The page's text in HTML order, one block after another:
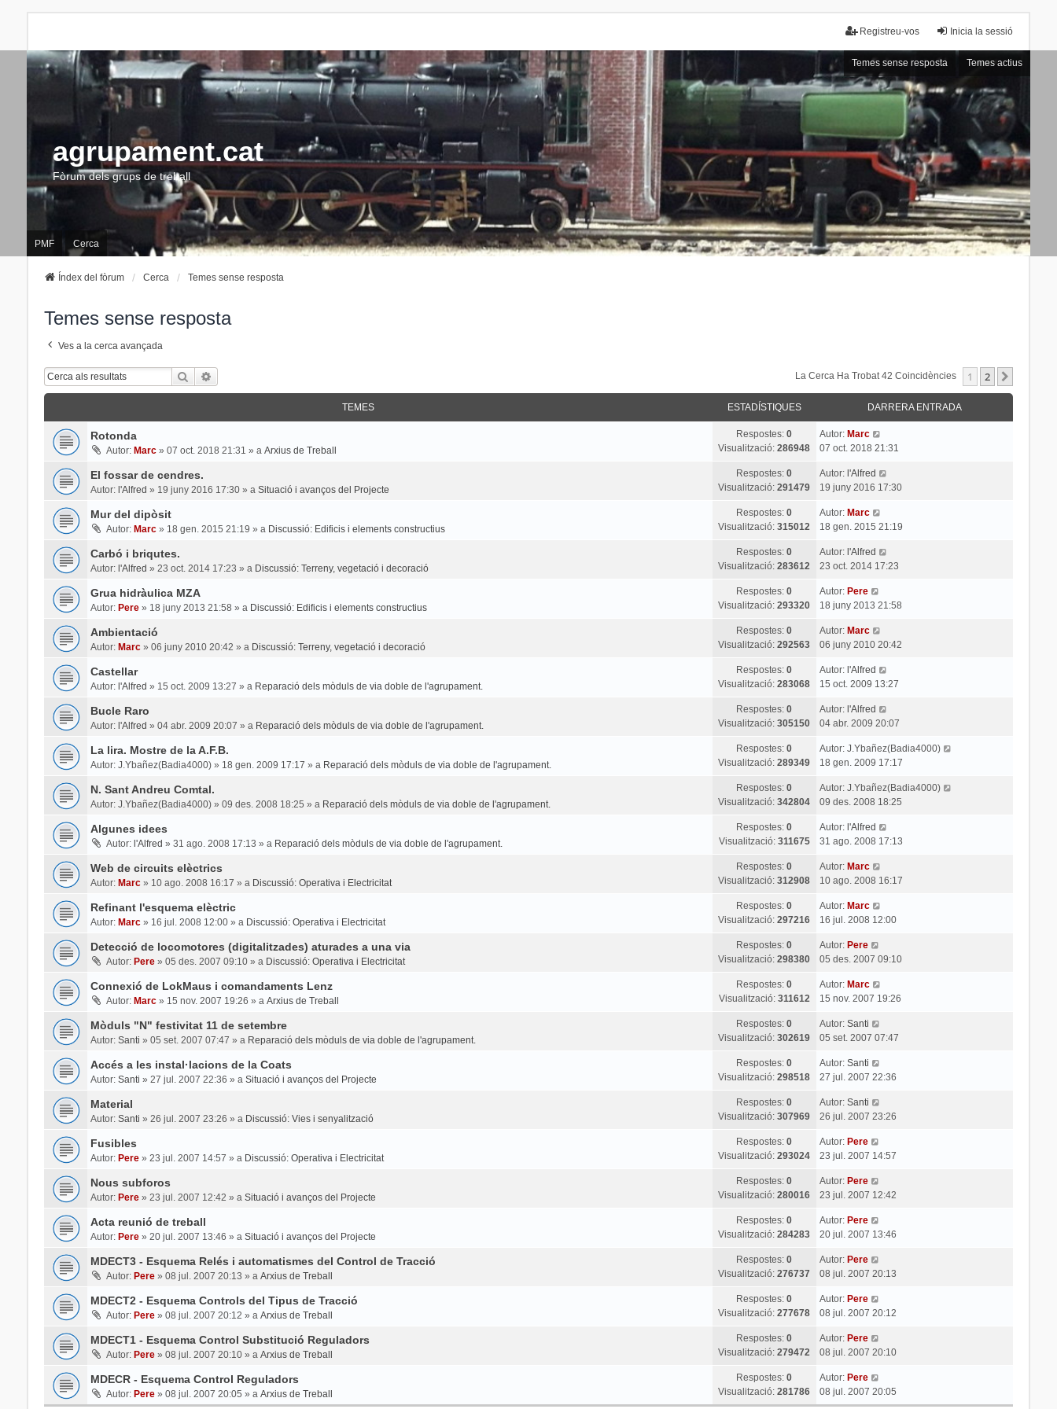
Inicia la sessió
Registreu-vos
Temes sense resposta Temes actius
agrupament.cat
Fòrum dels grups de treball
PMF Cerca
Índex del fòrum Cerca Temes sense resposta
Temes sense resposta
Ves a la cerca avançada
Cerca La Cerca Ha Trobat 42 Coincidències 1 2
TEMES ESTADÍSTIQUES DARRERA ENTRADA
Rotonda
Autor: Marc» 07 oct. 2018 21:31 » a Arxius de Treball
Respostes:0
Visualització:286948
Autor: Marc
07 oct. 2018 21:31
El fossar de cendres.
Autor: l'Alfred » 19 juny 2016 17:30» a Situació i avanços del Projecte
Respostes:0
Visualització:291479
Autor: l'Alfred
19 juny 2016 17:30
Mur del dipòsit
Autor: Marc» 18 gen. 2015 21:19 » a Discussió: Edificis i elements constructius
Respostes:0
Visualització:315012
Autor: Marc
18 gen. 2015 21:19
Carbó i briqutes.
Autor: l'Alfred » 23 oct. 2014 17:23 » a Discussió: Terreny, vegetació i decoració
Respostes:0
Visualització:283612
Autor: l'Alfred
23 oct. 2014 17:23
Grua hidràulica MZA
Autor: Pere» 18 juny 2013 21:58 » a Discussió: Edificis i elements constructius
Respostes:0
Visualització:293320
Autor: Pere
18 juny 2013 21:58
Ambientació
Autor: Marc» 06 juny 2010 20:42 » a Discussió: Terreny, vegetació i decoració
Respostes:0
Visualització:292563
Autor: Marc
06 juny 2010 20:42
Castellar
Autor: l'Alfred » 15 oct. 2009 13:27 » a Reparació dels mòduls de via doble de l'agrupament.
Respostes:0
Visualització:283068
Autor: l'Alfred
15 oct. 2009 13:27
Bucle Raro
Autor: l'Alfred » 04 abr. 2009 20:07 » a Reparació dels mòduls de via doble de l'agrupament.
Respostes:0
Visualització:305150
Autor: l'Alfred
04 abr. 2009 20:07
La lira. Mostre de la A.F.B.
Autor: J.Ybañez(Badia4000)» 18 gen. 2009 17:17 » a Reparació dels mòduls de via doble de l'agrupament.
Respostes:0
Visualització:289349
Autor: J.Ybañez(Badia4000)
18 gen. 2009 17:17
N. Sant Andreu Comtal.
Autor: J.Ybañez(Badia4000)» 09 des. 2008 18:25 » a Reparació dels mòduls de via doble de l'agrupament.
Respostes:0
Visualització:342804
Autor: J.Ybañez(Badia4000)
09 des. 2008 18:25
Algunes idees
Autor: l'Alfred » 31 ago. 2008 17:13 » a Reparació dels mòduls de via doble de l'agrupament.
Respostes:0
Visualització: 311675
Autor: l'Alfred
31 ago. 2008 17:13
Web de circuits elèctrics
Autor: Marc» 10 ago. 2008 16:17 » a Discussió: Operativa i Electricitat
Respostes:0
Visualització:312908
Autor: Marc
10 ago. 2008 16:17
Refinant l'esquema elèctric
Autor: Marc» 16 jul. 2008 12:00» a Discussió: Operativa i Electricitat
Respostes:0
Visualització:297216
Autor: Marc
16 jul. 2008 12:00
Detecció de locomotores (digitalitzades) aturades a una via
Autor: Pere» 05 des. 2007 09:10» a Discussió: Operativa i Electricitat
Respostes:0
Visualització:298380
Autor: Pere
05 des. 2007 09:10
Connexió de LokMaus i comandaments Lenz
Autor: Marc» 15 nov. 2007 19:26 » a Arxius de Treball
Respostes:0
Visualització: 311612
Autor: Marc
15 nov. 2007 19:26
Mòduls "N" festivitat 11 de setembre
Autor: Santi » 05 set. 2007 07:47 » a Reparació dels mòduls de via doble de l'agrupament.
Respostes:0
Visualització:302619
Autor: Santi
05 set. 2007 07:47
Accés a les instal·lacions de la Coats
Autor: Santi » 27 jul. 2007 22:36 » a Situació i avanços del Projecte
Respostes:0
Visualització:298518
Autor: Santi
27 jul. 2007 22:36
Material
Autor: Santi » 26 jul. 2007 23:26 » a Discussió: Vies i senyalització
Respostes:0
Visualització:307969
Autor: Santi
26 jul. 2007 23:26
Fusibles
Autor: Pere» 23 jul. 2007 14:57 » a Discussió: Operativa i Electricitat
Respostes:0
Visualització:293024
Autor: Pere
23 jul. 2007 14:57
Nous subforos
Autor: Pere» 23 jul. 2007 12:42 » a Situació i avanços del Projecte
Respostes:0
Visualització:280016
Autor: Pere
23 jul. 2007 12:42
Acta reunió de treball
Autor: Pere» 20 jul. 2007 13:46 » a Situació i avanços del Projecte
Respostes:0
Visualització:284283
Autor: Pere
20 jul. 2007 13:46
MDECT3 - Esquema Relés i automatismes del Control de Tracció
Autor: Pere» 08 jul. 2007 20:13 » a Arxius de Treball
Respostes:0
Visualització:276737
Autor: Pere
08 jul. 2007 20:13
MDECT2 - Esquema Controls del Tipus de Tracció
Autor: Pere» 08 jul. 2007 20:12 » a Arxius de Treball
Respostes:0
Visualització:277678
Autor: Pere
08 jul. 2007 20:12
MDECT1 - Esquema Control Substitució Reguladors
Autor: Pere» 08 jul. 2007 20:10» a Arxius de Treball
Respostes:0
Visualització:279472
Autor: Pere
08 jul. 2007 20:10
MDECR - Esquema Control Reguladors
Autor: Pere» 08 jul. 2007 20:05 » a Arxius de Treball
Respostes:0
Visualització:281786
Autor: Pere
08 jul. 2007 20:05